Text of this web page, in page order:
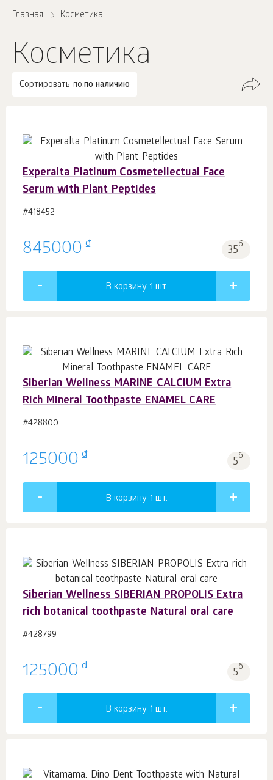
Главная Косметика
Косметика
Сортировать по:по наличию
Experalta Platinum Cosmetellectual Face
Serum with Plant Peptides
#418452
845000 ₫ 35б.
В корзину 1 шт.
Siberian Wellness MARINE CALCIUM Extra
Rich Mineral Toothpaste ENAMEL CARE
#428800
125000 ₫ 5б.
В корзину 1 шт.
Siberian Wellness SIBERIAN PROPOLIS Extra
rich botanical toothpaste Natural oral care
#428799
125000 ₫ 5б.
В корзину 1 шт.